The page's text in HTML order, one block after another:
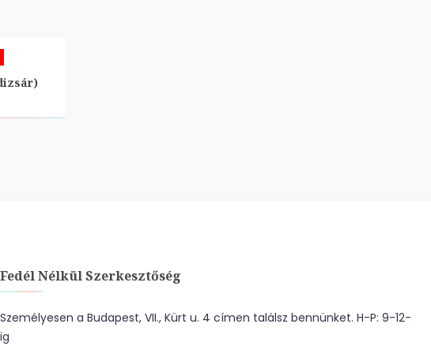
Fedél Nélkül Szerkesztőség
Személyesen a Budapest, VII., Kürt u. 4 címen találsz bennünket. H-P: 9-12-
ig